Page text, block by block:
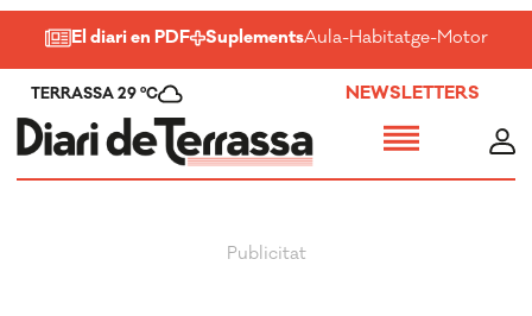
El diari en PDF SuplementsAula-Habitatge-Motor-
TERRASSA 29 ºC NEWSLETTERS